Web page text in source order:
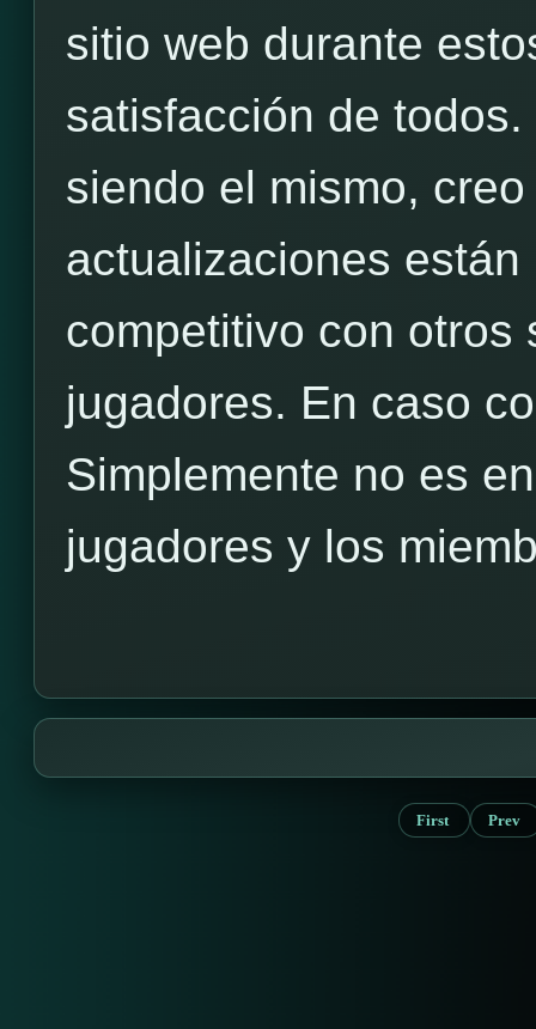
sitio web durante
satisfacción de
siendo el mismo,
actualizaciones
competitivo con otros
jugadores. En caso
Simplemente no es
jugadores y los
First Prev